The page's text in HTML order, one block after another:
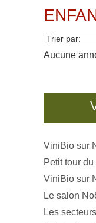
Aucune
ViniBio sur
Petit tour
ViniBio sur
Le salon
Les